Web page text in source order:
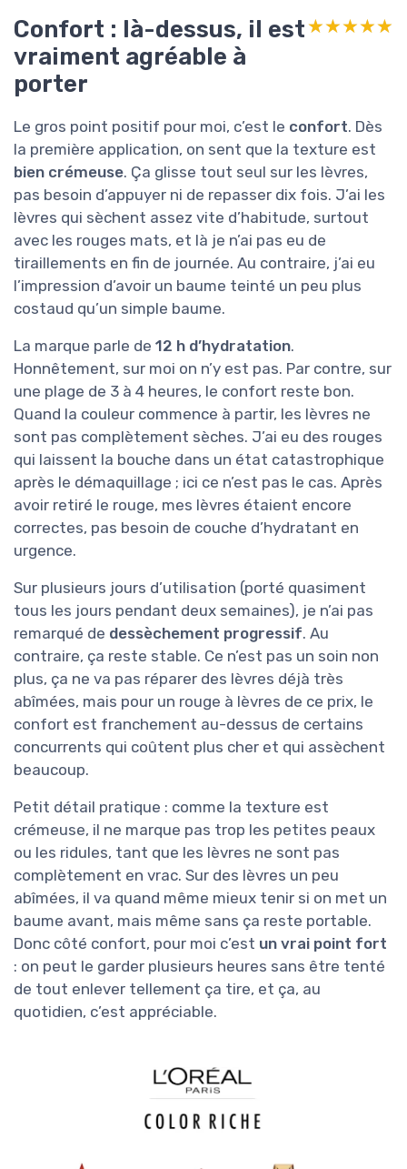
Confort : là-dessus, il est
vraiment agréable à
porter
★★★★★
★★★★★
Le gros point positif pour moi, c’est le confort. Dès
la première application, on sent que la texture est
bien crémeuse. Ça glisse tout seul sur les lèvres,
pas besoin d’appuyer ni de repasser dix fois. J’ai les
lèvres qui sèchent assez vite d’habitude, surtout
avec les rouges mats, et là je n’ai pas eu de
tiraillements en fin de journée. Au contraire, j’ai eu
l’impression d’avoir un baume teinté un peu plus
costaud qu’un simple baume.
La marque parle de 12 h d’hydratation.
Honnêtement, sur moi on n’y est pas. Par contre, sur
une plage de 3 à 4 heures, le confort reste bon.
Quand la couleur commence à partir, les lèvres ne
sont pas complètement sèches. J’ai eu des rouges
qui laissent la bouche dans un état catastrophique
après le démaquillage ; ici ce n’est pas le cas. Après
avoir retiré le rouge, mes lèvres étaient encore
correctes, pas besoin de couche d’hydratant en
urgence.
Sur plusieurs jours d’utilisation (porté quasiment
tous les jours pendant deux semaines), je n’ai pas
remarqué de dessèchement progressif. Au
contraire, ça reste stable. Ce n’est pas un soin non
plus, ça ne va pas réparer des lèvres déjà très
abîmées, mais pour un rouge à lèvres de ce prix, le
confort est franchement au-dessus de certains
concurrents qui coûtent plus cher et qui assèchent
beaucoup.
Petit détail pratique : comme la texture est
crémeuse, il ne marque pas trop les petites peaux
ou les ridules, tant que les lèvres ne sont pas
complètement en vrac. Sur des lèvres un peu
abîmées, il va quand même mieux tenir si on met un
baume avant, mais même sans ça reste portable.
Donc côté confort, pour moi c’est un vrai point fort
: on peut le garder plusieurs heures sans être tenté
de tout enlever tellement ça tire, et ça, au
quotidien, c’est appréciable.